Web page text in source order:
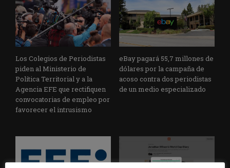
Los Colegios de Periodistas
piden al Ministerio de
Política Territorial y a la
Agencia EFE que rectifiquen
convocatorias de empleo por
favorecer el intrusismo
eBay pagará 55,7 millones de
dólares por la campaña de
acoso contra dos periodistas
de un medio especializado